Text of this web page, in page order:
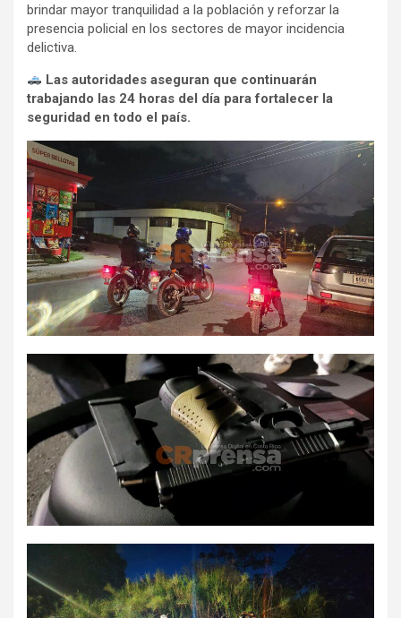
brindar mayor tranquilidad a la población y reforzar la
presencia policial en los sectores de mayor incidencia
delictiva.
Las autoridades aseguran que continuarán
trabajando las 24 horas del día para fortalecer la
seguridad en todo el país.